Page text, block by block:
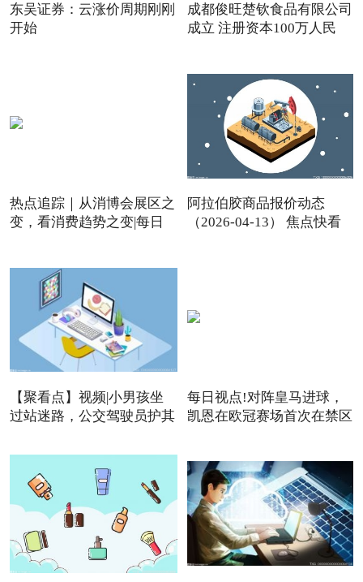
东吴证券：云涨价周期刚刚
开始
成都俊旺楚钦食品有限公司
成立 注册资本100万人民
热点追踪｜从消博会展区之
变，看消费趋势之变|每日
阿拉伯胶商品报价动态
（2026-04-13） 焦点快看
【聚看点】视频|小男孩坐
过站迷路，公交驾驶员护其
每日视点!对阵皇马进球，
凯恩在欧冠赛场首次在禁区